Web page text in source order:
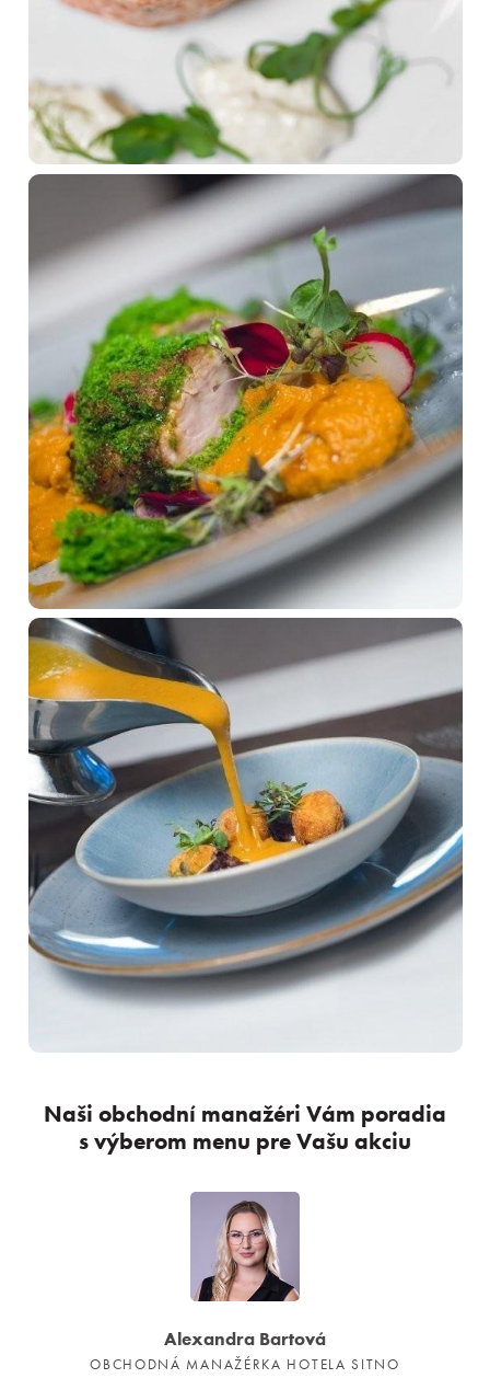
O sieti Trinity hotels
Naše priestory
Firemné podujatia
Relax a bazény
Gastronómia
Novinky
Kontakt
Naši obchodní manažéri Vám poradia
s výberom menu pre Vašu akciu
Alexandra Bartová
OBCHODNÁ MANAŽÉRKA HOTELA SITNO